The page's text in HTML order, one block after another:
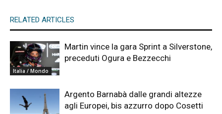
RELATED ARTICLES
Italia / Mondo
Martin vince la gara Sprint a Silverstone,
preceduti Ogura e Bezzecchi
Argento Barnabà dalle grandi altezze
agli Europei, bis azzurro dopo Cosetti